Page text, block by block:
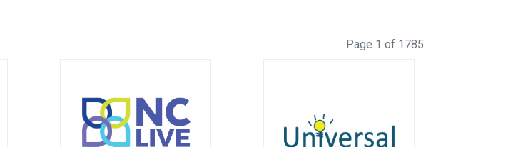
Page 1 of 1785